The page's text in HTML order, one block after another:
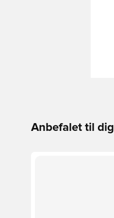
Anbefalet til dig